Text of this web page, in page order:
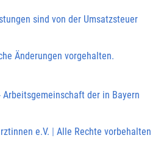
sind von der Umsatzsteuer
Änderungen vorgehalten.
Arbeitsgemeinschaft der in Bayern
e.V. | Alle Rechte vorbehalten